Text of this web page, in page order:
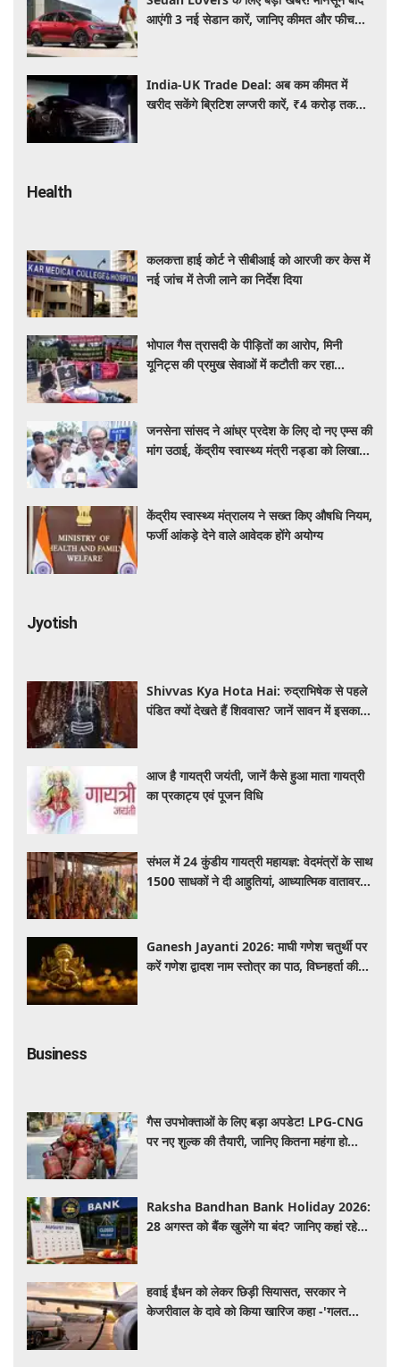
आएंगी 3 नई सेडान कारें, जानिए कीमत और फीचर्स
India-UK Trade Deal: अब कम कीमत में
खरीद सकेंगे ब्रिटिश लग्जरी कारें, ₹4 करोड़ तक
Health
कलकत्ता हाई कोर्ट ने सीबीआई को आरजी कर केस में
नई जांच में तेजी लाने का निर्देश दिया
भोपाल गैस त्रासदी के पीड़ितों का आरोप, मिनी
यूनिट्स की प्रमुख सेवाओं में कटौती कर रहा
जनसेना सांसद ने आंध्र प्रदेश के लिए दो नए एम्स की
मांग उठाई, केंद्रीय स्वास्थ्य मंत्री नड्डा को लिखा
केंद्रीय स्वास्थ्य मंत्रालय ने सख्त किए औषधि नियम,
फर्जी आंकड़े देने वाले आवेदक होंगे अयोग्य
Jyotish
Shivvas Kya Hota Hai: रुद्राभिषेक से पहले
पंडित क्यों देखते हैं शिववास? जानें सावन में इसका
आज है गायत्री जयंती, जानें कैसे हुआ माता गायत्री
का प्रकाट्य एवं पूजन विधि
संभल में 24 कुंडीय गायत्री महायज्ञ: वेदमंत्रों के साथ
1500 साधकों ने दी आहुतियां, आध्यात्मिक वातावरण
Ganesh Jayanti 2026: माघी गणेश चतुर्थी पर
करें गणेश द्वादश नाम स्तोत्र का पाठ, विघ्नहर्ता की
Business
गैस उपभोक्ताओं के लिए बड़ा अपडेट! LPG-CNG
पर नए शुल्क की तैयारी, जानिए कितना महंगा हो
Raksha Bandhan Bank Holiday 2026:
28 अगस्त को बैंक खुलेंगे या बंद? जानिए कहां रहेगी
हवाई ईंधन को लेकर छिड़ी सियासत, सरकार ने
केजरीवाल के दावे को किया खारिज कहा -'गलत